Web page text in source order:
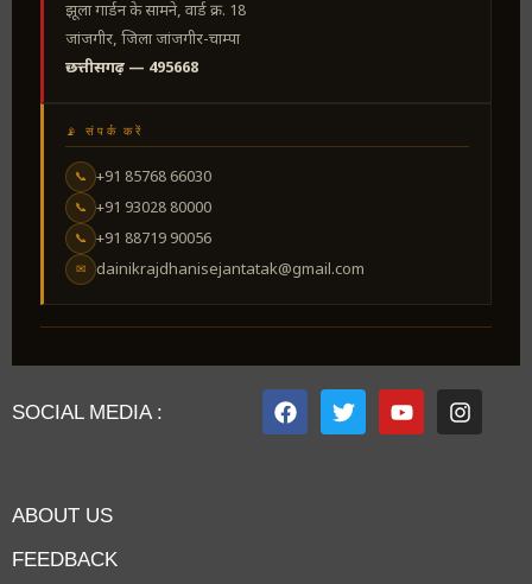
झूला गार्डन के सामने, वार्ड क्र. 18
जांजगीर, जिला जांजगीर-चाम्पा
छत्तीसगढ़ — 495668
📡 संपर्क करें
📞 +91 85768 66030
📞 +91 93028 80000
📞 +91 88719 90056
✉ dainikrajdhanisejantatak@gmail.com
SOCIAL MEDIA :
ABOUT US
FEEDBACK